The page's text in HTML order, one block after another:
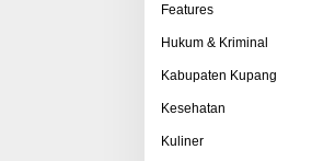
Features
Hukum & Kriminal
Kabupaten Kupang
Kesehatan
Kuliner